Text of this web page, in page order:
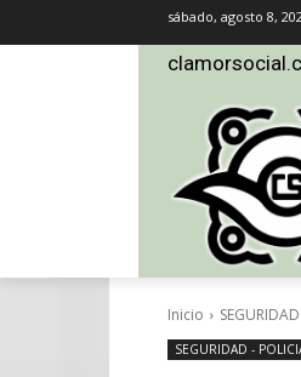
sábado, agosto 8,
Inicio
SEGURIDAD -